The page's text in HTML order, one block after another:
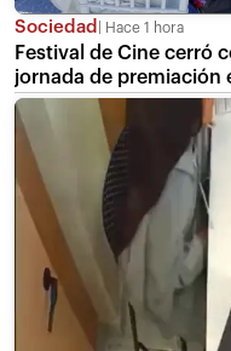
Sociedad Hace 1 hora
Festival de Cine cerró
jornada de premiación